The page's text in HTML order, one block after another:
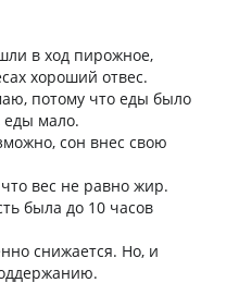
в ход пирожное,
хороший отвес.
потому что еды было
еды мало.
сон внес свою
вес не равно жир.
была до 10 часов
снижается. Но, и